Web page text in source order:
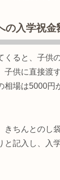
の入学祝金
くると、子供
子供に直接渡
相場は5000円
きちんとのし
と記入し、入